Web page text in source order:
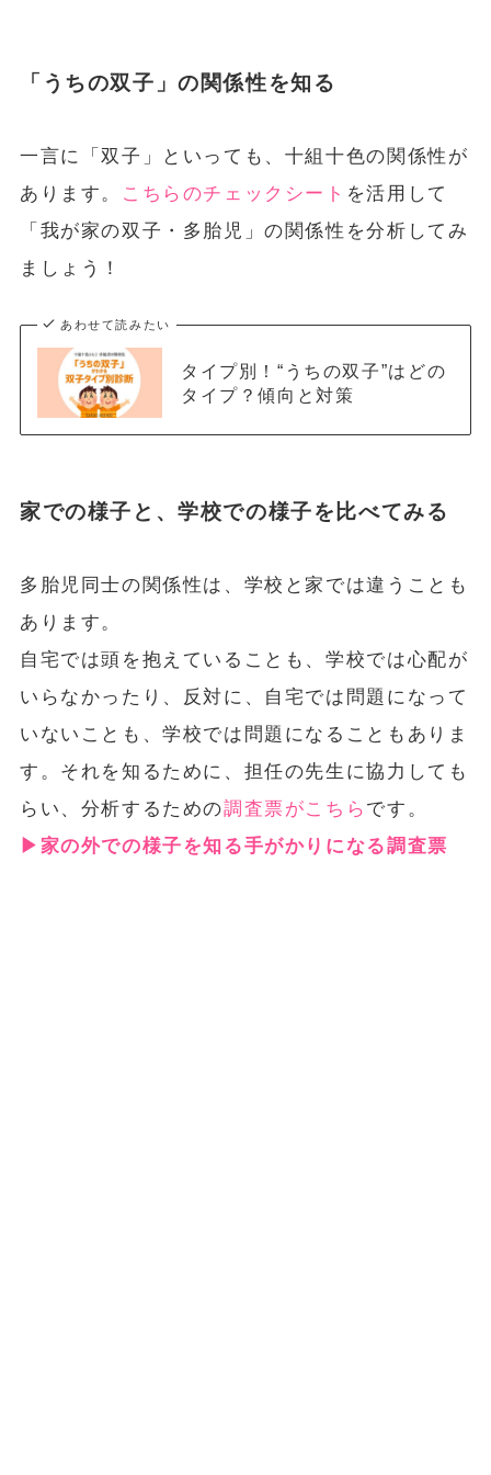
「うちの双子」の関係性を知る
一言に「双子」といっても、十組十色の関係性が
あります。
こちらのチェックシート を活用して
「我が家の双子・多胎児」の関係性を分析してみ
ましょう！
あわせて読みたい
タイプ別！“うちの双子”はどの
タイプ？傾向と対策
家での様子と、学校での様子を比べてみる
多胎児同士の関係性は、学校と家では違うことも
あります。
自宅では頭を抱えていることも、学校では心配が
いらなかったり、反対に、自宅では問題になって
いないことも、学校では問題になることもありま
す。それを知るために、担任の先生に協力しても
らい、分析するための調査票がこちら です。
▶︎家の外での様子を知る手がかりになる調査票